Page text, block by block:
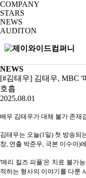
COMPANY
STARS
NEWS
AUDITON
NEWS
[#김태우] 김태우, MBC
호흡
2025.08.01
배우 김태우가 대체 불가 존재
김태우는 오늘(1일) 첫 방송되
창, 연출 박준우, 극본 이수아)
'메리 킬즈 피플'은 치료 불가
적하는 형사의 이야기를 다룬